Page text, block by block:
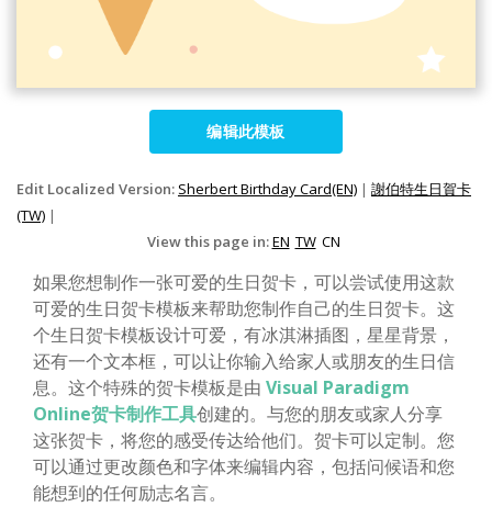
编辑此模板
Edit Localized Version: Sherbert Birthday Card(EN) | 謝伯特生日賀卡
(TW) |
View this page in:EN TW CN
如果您想制作一张可爱的生日贺卡，可以尝试使用这款
可爱的生日贺卡模板来帮助您制作自己的生日贺卡。这
个生日贺卡模板设计可爱，有冰淇淋插图，星星背景，
还有一个文本框，可以让你输入给家人或朋友的生日信
息。这个特殊的贺卡模板是由 Visual Paradigm
Online贺卡制作工具创建的。与您的朋友或家人分享
这张贺卡，将您的感受传达给他们。贺卡可以定制。您
可以通过更改颜色和字体来编辑内容，包括问候语和您
能想到的任何励志名言。